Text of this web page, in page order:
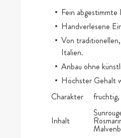
Fein abgestimmte
Handverlesene
Von
Italien.
Anbau ohne
Höchster Gehalt
Charakter
Inhalt